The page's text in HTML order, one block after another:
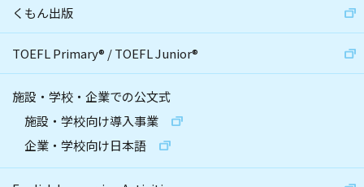
くもん出版
TOEFL Primary® /TOEFL Junior®
施設・学校・企業での公文式
施設・学校向け導入事業
企業・学校向け日本語